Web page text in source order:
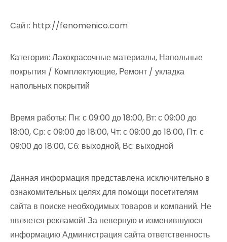
Cайт: http://fenomenico.com
Категория: Лакокрасочные материалы, Напольные
покрытия / Комплектующие, Ремонт / укладка
напольных покрытий
Время работы: Пн: с 09:00 до 18:00, Вт: с 09:00 до
18:00, Ср: с 09:00 до 18:00, Чт: с 09:00 до 18:00, Пт: с
09:00 до 18:00, Сб: выходной, Вс: выходной
Данная информация представлена исключительно в
ознакомительных целях для помощи посетителям
сайта в поиске необходимых товаров и компаний. Не
является рекламой! За неверную и изменившуюся
информацию Администрация сайта ответственность